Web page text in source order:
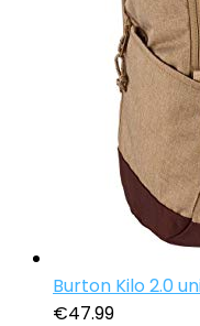
Burton Kilo 2.0
€47.99